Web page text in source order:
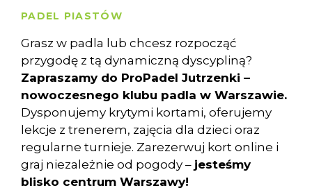
PADEL PIASTÓW
Grasz w padla lub chcesz rozpocząć
przygodę z tą dynamiczną dyscypliną?
Zapraszamy do ProPadel Jutrzenki –
nowoczesnego klubu padla w Warszawie.
Dysponujemy krytymi kortami, oferujemy
lekcje z trenerem, zajęcia dla dzieci oraz
regularne turnieje. Zarezerwuj kort online i
graj niezależnie od pogody – jesteśmy
blisko centrum Warszawy!